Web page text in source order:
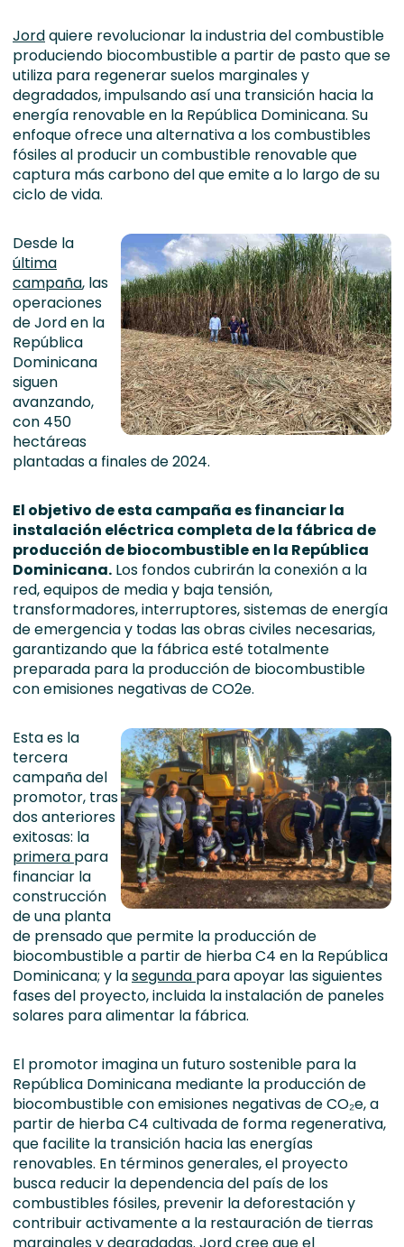
Jordquiere revolucionar la industria del combustible
produciendo biocombustible a partir de pasto que se
utiliza para regenerar suelos marginales y
degradados, impulsando así una transición hacia la
energía renovable en la República Dominicana. Su
enfoque ofrece una alternativa a los combustibles
fósiles al producir un combustible renovable que
captura más carbono del que emite a lo largo de su
ciclo de vida.
Desde la
última
campaña, las
operaciones
de Jord en la
República
Dominicana
siguen
avanzando,
con 450
hectáreas
plantadas a finales de 2024.
El objetivo de esta campaña es financiar la
instalación eléctrica completa de la fábrica de
producción de biocombustible en la República
Dominicana. Los fondos cubrirán la conexión a la
red, equipos de media y baja tensión,
transformadores, interruptores, sistemas de energía
de emergencia y todas las obras civiles necesarias,
garantizando que la fábrica esté totalmente
preparada para la producción de biocombustible
con emisiones negativas de CO2e.
Esta es la
tercera
campaña del
promotor, tras
dos anteriores
exitosas: la
primera para
financiar la
construcción
de una planta
de prensado que permite la producción de
biocombustible a partir de hierba C4 en la República
Dominicana; y lasegunda para apoyar las siguientes
fases del proyecto, incluida la instalación de paneles
solares para alimentar la fábrica.
El promotor imagina un futuro sostenible para la
República Dominicana mediante la producción de
biocombustible con emisiones negativas de CO₂e, a
partir de hierba C4 cultivada de forma regenerativa,
que facilite la transición hacia las energías
renovables. En términos generales, el proyecto
busca reducir la dependencia del país de los
combustibles fósiles, prevenir la deforestación y
contribuir activamente a la restauración de tierras